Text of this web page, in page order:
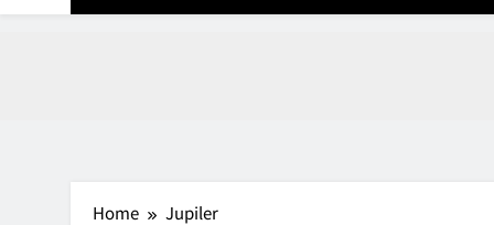
Home Jupiler